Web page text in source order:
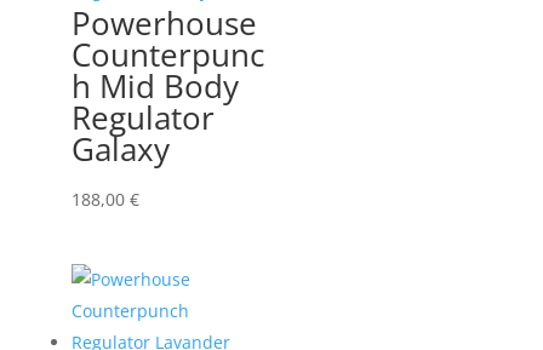
Powerhouse
Counterpunc
h Mid Body
Regulator
Galaxy
188,00 €